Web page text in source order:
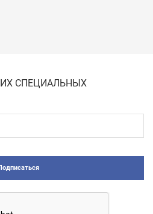
СПЕЦИАЛЬНЫХ